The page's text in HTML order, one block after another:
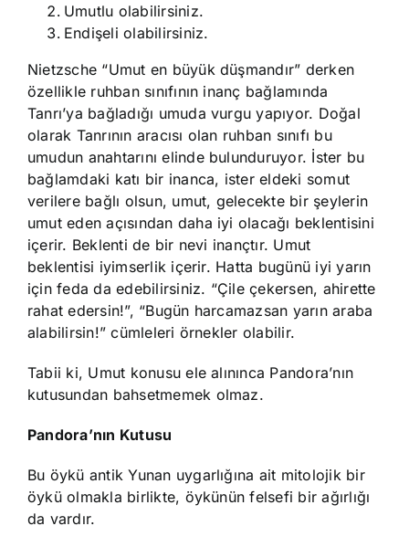
Umutlu olabilirsiniz.
Endişeli olabilirsiniz.
Nietzsche “Umut en büyük düşmandır” derken
özellikle ruhban sınıfının inanç bağlamında
Tanrı’ya bağladığı umuda vurgu yapıyor. Doğal
olarak Tanrının aracısı olan ruhban sınıfı bu
umudun anahtarını elinde bulunduruyor. İster bu
bağlamdaki katı bir inanca, ister eldeki somut
verilere bağlı olsun, umut, gelecekte bir şeylerin
umut eden açısından daha iyi olacağı beklentisini
içerir. Beklenti de bir nevi inançtır. Umut
beklentisi iyimserlik içerir. Hatta bugünü iyi yarın
için feda da edebilirsiniz. “Çile çekersen, ahirette
rahat edersin!”, “Bugün harcamazsan yarın araba
alabilirsin!” cümleleri örnekler olabilir.
Tabii ki, Umut konusu ele alınınca Pandora’nın
kutusundan bahsetmemek olmaz.
Pandora’nın Kutusu
Bu öykü antik Yunan uygarlığına ait mitolojik bir
öykü olmakla birlikte, öykünün felsefi bir ağırlığı
da vardır.